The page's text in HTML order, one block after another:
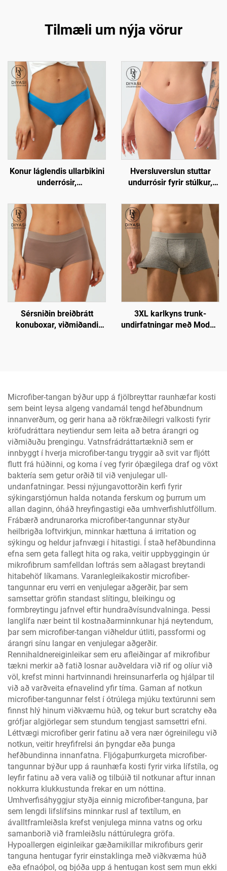
Tilmæli um nýja vörur
Konur láglendis ullarbikini
underrósir,
sérsniðnum logó, stytt
Hversluverslun stuttar
undurrósir fyrir stúlkur,
bikini undurrósir
Sérsniðin breiðbrátt
konuboxar, viðmiðandi
3XL karlkyns trunk-
undirfatningar með Modal-
Microfiber-tangan býður upp á fjölbreyttar raunhæfar kosti
sem beint leysa algeng vandamál tengd hefðbundnum
innanverðum, og gerir hana að rökfræðilegri valkosti fyrir
kröfudráttara neytiendur sem leita að betra árangri og
viðmiðuðu þrengingu. Vatnsfrádráttartæknið sem er
innbyggt í hverja microfiber-tangu tryggir að svit var fljótt
flutt frá húðinni, og koma í veg fyrir óþægilega draf og vöxt
baktería sem getur orðið til við venjulegar ull-
undanfatningar. Þessi nýjungavottorðin kerfi fyrir
sýkingarstjórnun halda notanda ferskum og þurrum um
allan daginn, óháð hreyfingastigi eða umhverfishlutföllum.
Frábærð andrunarorka microfiber-tangunnar styður
heilbrigða loftvirkjun, minnkar hættuna á irritation og
sýkingu og heldur jafnvægi í hitastigi. Í stað hefðbundinna
efna sem geta fallegt hita og raka, veitir uppbyggingin úr
mikrofibrum samfelldan loftrás sem aðlagast breytandi
hitabehöf líkamans. Varanlegleikakostir microfiber-
tangunnar eru verri en venjulegar aðgerðir, þar sem
samsettar gröfin standast slítingu, bleikingu og
formbreytingu jafnvel eftir hundraðvísundvalninga. Þessi
langlífa nær beint til kostnaðarminnkunar hjá neytendum,
þar sem microfiber-tangan viðheldur útliti, passformi og
árangri sínu langar en venjulegar aðgerðir.
Rennihaldnereiginleikar sem eru afleiðingar af mikrofibur
tækni merkir að fatið losnar auðveldara við rif og olíur við
völ, krefst minni hartvinnandi hreinsunarferla og hjálpar til
við að varðveita efnavelind yfir tíma. Gaman af notkun
microfiber-tangunnar felst í ótrúlega mjúku textúrunni sem
finnst hlý hinum viðkvæmu húð, og tekur burt scratchy eða
grófjar algjörlegar sem stundum tengjast samsettri efni.
Léttvægi microfiber gerir fatinu að vera nær ógreinilegu við
notkun, veitir hreyfifrelsi án þyngdar eða þunga
hefðbundinna innanfatna. Fljógaþurrkurgeta microfiber-
tangunnar býður upp á raunhæfa kosti fyrir virka lífstíla, og
leyfir fatinu að vera valið og tilbúið til notkunar aftur innan
nokkurra klukkustunda frekar en um nóttina.
Umhverfisáhyggjur styðja einnig microfiber-tanguna, þar
sem lengdi lifslífsins minnkar rusl af textílum, en
ávalltframleiðsla krefst venjulega minna vatns og orku
samanborið við framleiðslu náttúrulegra gröfa.
Hypoallergen eiginleikar gæðamikillar mikrofiburs gerir
tanguna hentugar fyrir einstaklinga með viðkvæma húð
eða efnaóþol, og bjóða upp á hentugan kost sem mun ekki